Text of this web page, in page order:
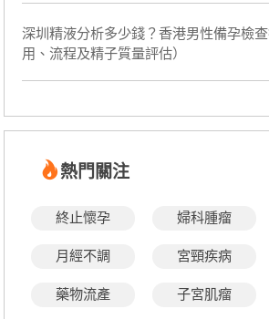
深圳精液分析多少錢？香港男性備孕檢
用、流程及精子質量評估）
熱門關注
終止懷孕 婦科腫瘤
月經不調 宮頸疾病
藥物流產 子宮肌瘤